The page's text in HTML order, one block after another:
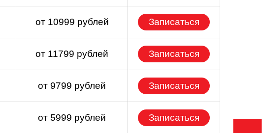
от 10999 рублей Записаться
от 11799 рублей Записаться
от 9799 рублей Записаться
от 5999 рублей Записаться